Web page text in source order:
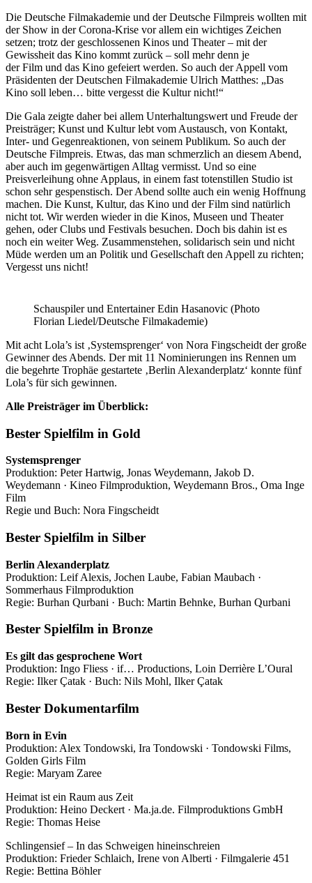
Die Deutsche Filmakademie und der Deutsche Filmpreis wollten mit
der Show in der Corona-Krise vor allem ein wichtiges Zeichen
setzen; trotz der geschlossenen Kinos und Theater – mit der
Gewissheit das Kino kommt zurück – soll mehr denn je
der Film und das Kino gefeiert werden. So auch der Appell vom
Präsidenten der Deutschen Filmakademie Ulrich Matthes: „Das
Kino soll leben… bitte vergesst die Kultur nicht!“
Die Gala zeigte daher bei allem Unterhaltungswert und Freude der
Preisträger; Kunst und Kultur lebt vom Austausch, von Kontakt,
Inter- und Gegenreaktionen, von seinem Publikum. So auch der
Deutsche Filmpreis. Etwas, das man schmerzlich an diesem Abend,
aber auch im gegenwärtigen Alltag vermisst. Und so eine
Preisverleihung ohne Applaus, in einem fast totenstillen Studio ist
schon sehr gespenstisch. Der Abend sollte auch ein wenig Hoffnung
machen. Die Kunst, Kultur, das Kino und der Film sind natürlich
nicht tot. Wir werden wieder in die Kinos, Museen und Theater
gehen, oder Clubs und Festivals besuchen. Doch bis dahin ist es
noch ein weiter Weg. Zusammenstehen, solidarisch sein und nicht
Müde werden um an Politik und Gesellschaft den Appell zu richten;
Vergesst uns nicht!
Schauspiler und Entertainer Edin Hasanovic (Photo
Florian Liedel/Deutsche Filmakademie)
Mit acht Lola’s ist ‚Systemsprenger‘ von Nora Fingscheidt der große
Gewinner des Abends. Der mit 11 Nominierungen ins Rennen um
die begehrte Trophäe gestartete ‚Berlin Alexanderplatz‘ konnte fünf
Lola’s für sich gewinnen.
Alle Preisträger im Überblick:
Bester Spielfilm in Gold
Systemsprenger
Produktion: Peter Hartwig, Jonas Weydemann, Jakob D.
Weydemann · Kineo Filmproduktion, Weydemann Bros., Oma Inge
Film
Regie und Buch: Nora Fingscheidt
Bester Spielfilm in Silber
Berlin Alexanderplatz
Produktion: Leif Alexis, Jochen Laube, Fabian Maubach ·
Sommerhaus Filmproduktion
Regie: Burhan Qurbani · Buch: Martin Behnke, Burhan Qurbani
Bester Spielfilm in Bronze
Es gilt das gesprochene Wort
Produktion: Ingo Fliess · if… Productions, Loin Derrière L’Oural
Regie: Ilker Çatak · Buch: Nils Mohl, Ilker Çatak
Bester Dokumentarfilm
Born in Evin
Produktion: Alex Tondowski, Ira Tondowski · Tondowski Films,
Golden Girls Film
Regie: Maryam Zaree
Heimat ist ein Raum aus Zeit
Produktion: Heino Deckert · Ma.ja.de. Filmproduktions GmbH
Regie: Thomas Heise
Schlingensief – In das Schweigen hineinschreien
Produktion: Frieder Schlaich, Irene von Alberti · Filmgalerie 451
Regie: Bettina Böhler